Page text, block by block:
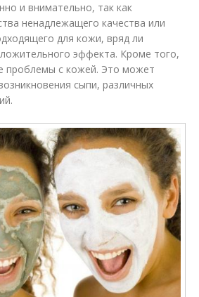
и внимательно, так как
ненадлежащего качества или
для кожи, вряд ли
эффекта. Кроме того,
проблемы с кожей. Это может
сыпи, различных